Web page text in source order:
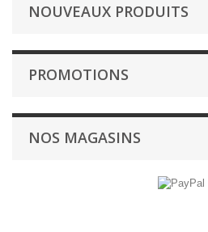
NOUVEAUX PRODUITS
PROMOTIONS
NOS MAGASINS